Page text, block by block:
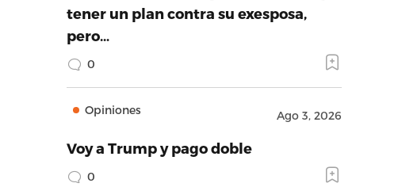
tener un plan contra su exesposa,
pero…
0
Opiniones Ago 3, 2026
Voy a Trump y pago doble
0